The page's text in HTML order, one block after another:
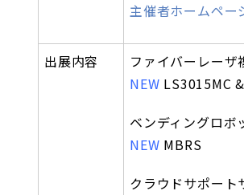
主催者ホームペー
出展内容
ファイバーレー
NEW LS3015MC
ベンディングロボ
NEW MBRS
クラウドサポート